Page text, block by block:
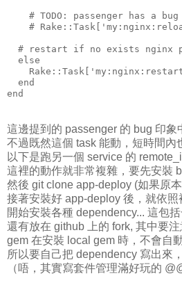
# TODO: passenger has a
#
# restart if no exists nginx
  else
  end
end
這邊提到的 passenger 的 bug 印象
不過既然這個 task 能動，短時間內
以下是跑另一個 service 的
這裡的動作就非常複雜，要先安裝
然後 git clone app-deploy (如果原
接著安裝好 app-deploy 後，就依照
開始安裝各種 dependency... 這包
還有放在 github 上的 fork, 其中要注
gem 在安裝 local gem 時，不會自
所以要自己把 dependency 寫出來
（唔，其實寫套件管理滿好玩的